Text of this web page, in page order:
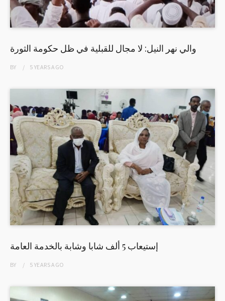
والي نهر النيل: لا مجال للقبلية في ظل حكومة الثورة
BY 5 YEARSAGO
إستيعاب 5 ألف شابا وشابة بالخدمة العامة
BY 5 YEARSAGO